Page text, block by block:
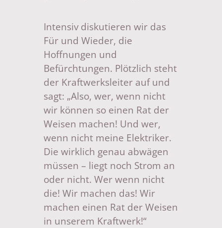
Intensiv diskutieren wir das
Für und Wieder, die
Hoffnungen und
Befürchtungen. Plötzlich steht
der Kraftwerksleiter auf und
sagt: „Also, wer, wenn nicht
wir können so einen Rat der
Weisen machen! Und wer,
wenn nicht meine Elektriker.
Die wirklich genau abwägen
müssen – liegt noch Strom an
oder nicht. Wer wenn nicht
die! Wir machen das! Wir
machen einen Rat der Weisen
in unserem Kraftwerk!“